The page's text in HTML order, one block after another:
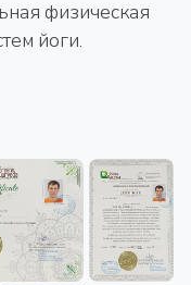
физическая
йоги.